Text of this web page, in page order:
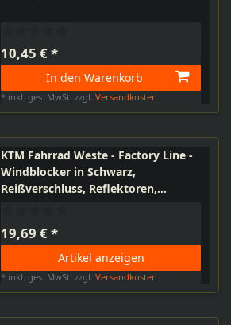
10,45 € *
In den Warenkorb
* inkl. ges. MwSt. zzgl.Versandkosten
KTM Fahrrad Weste - Factory Line -
Windblocker in Schwarz,
Reißverschluss, Reflektoren,
19,69 € *
Artikel anzeigen
* inkl. ges. MwSt. zzgl.Versandkosten